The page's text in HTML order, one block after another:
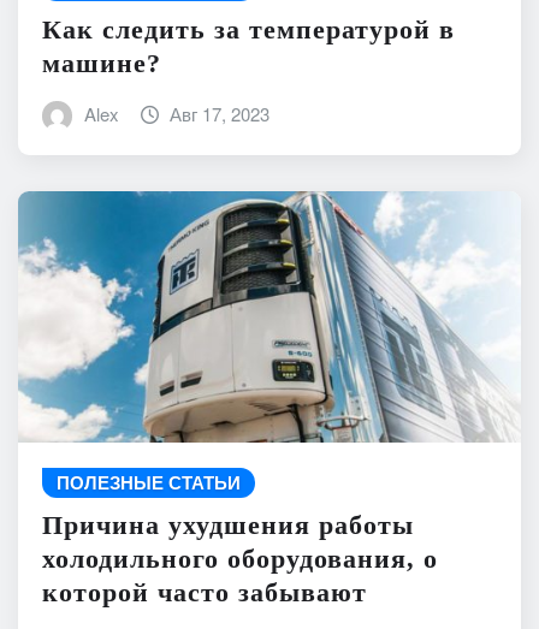
Как следить за температурой в
машине?
Alex Авг 17, 2023
ПОЛЕЗНЫЕ СТАТЬИ
Причина ухудшения работы
холодильного оборудования, о
которой часто забывают